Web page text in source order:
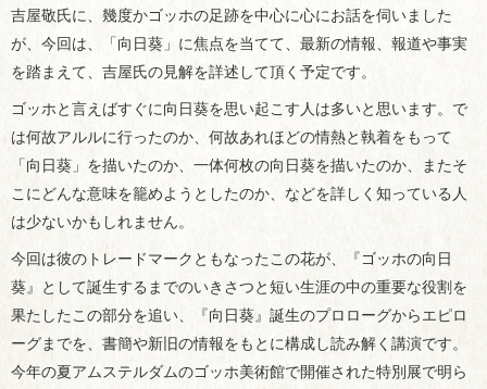
吉屋敬氏に、幾度かゴッホの足跡を中心に心にお話を伺いました
が、今回は、「向日葵」に焦点を当てて、最新の情報、報道や事実
を踏まえて、吉屋氏の見解を詳述して頂く予定です。
ゴッホと言えばすぐに向日葵を思い起こす人は多いと思います。で
は何故アルルに行ったのか、何故あれほどの情熱と執着をもって
「向日葵」を描いたのか、一体何枚の向日葵を描いたのか、またそ
こにどんな意味を籠めようとしたのか、などを詳しく知っている人
は少ないかもしれません。
今回は彼のトレードマークともなったこの花が、『ゴッホの向日
葵』として誕生するまでのいきさつと短い生涯の中の重要な役割を
果たしたこの部分を追い、『向日葵』誕生のプロローグからエピロ
ーグまでを、書簡や新旧の情報をもとに構成し読み解く講演です。
今年の夏アムステルダムのゴッホ美術館で開催された特別展で明ら